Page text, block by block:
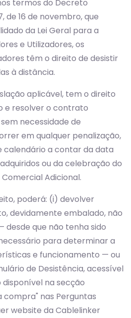
termos do Decreto
de 16 de novembro, que
da Lei Geral para a
e Utilizadores, os
têm o direito de desistir
à distância.
aplicável, tem o direito
e resolver o contrato
necessidade de
em qualquer penalização,
calendário a contar da data
ou da celebração do
Adicional.
poderá: (i) devolver
devidamente embalado, não
desde que não tenha sido
para determinar a
e funcionamento — ou
de Desistência, acessível
na secção
compra" nas Perguntas
website da Cablelinker